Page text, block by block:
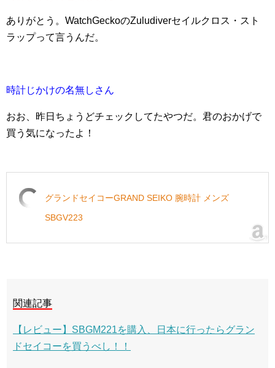
ありがとう。WatchGeckoのZuludiverセイルクロス・スト
ラップって言うんだ。
時計じかけの名無しさん
おお、昨日ちょうどチェックしてたやつだ。君のおかげで
買う気になったよ！
グランドセイコーGRAND SEIKO 腕時計 メンズ
SBGV223
関連記事
【レビュー】SBGM221を購入、日本に行ったらグラン
ドセイコーを買うべし！！